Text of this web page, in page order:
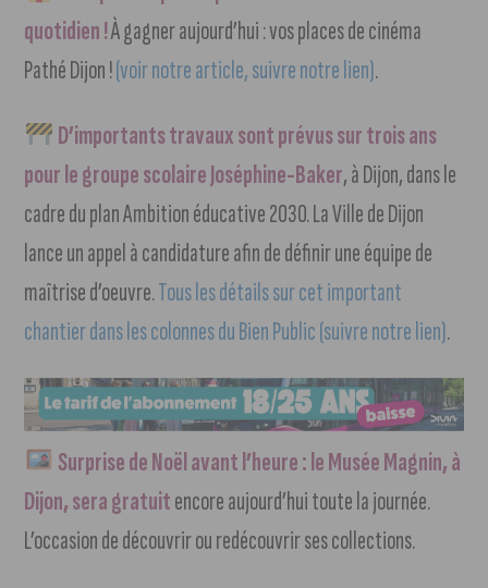
quotidien !À gagner aujourd’hui : vos places de cinéma
Pathé Dijon !(voir notre article, suivre notre lien).
D’importants travaux sont prévus sur trois ans
pour le groupe scolaire Joséphine-Baker, à Dijon, dans le
cadre du plan Ambition éducative 2030. La Ville de Dijon
lance un appel à candidature afin de définir une équipe de
maîtrise d’oeuvre.Tous les détails sur cet important
chantier dans les colonnes du Bien Public (suivre notre lien).
Surprise de Noël avant l’heure : le Musée Magnin, à
Dijon, sera gratuitencore aujourd’hui toute la journée.
L’occasion de découvrir ou redécouvrir ses collections.